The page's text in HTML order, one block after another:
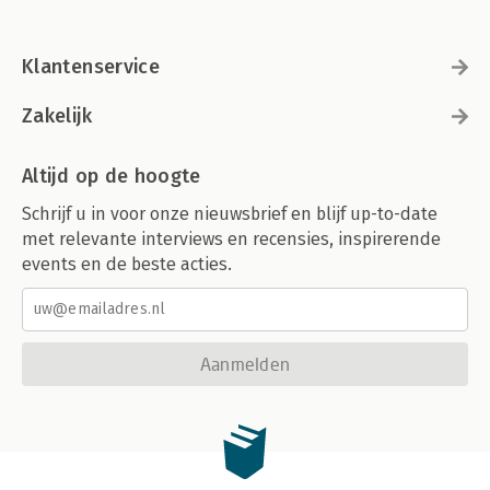
12.3 CP 251
12.4 A’-verplaatsing 255
12.6 Ontwikkelingen binnen de generatieve grammatica 262
Verantwoording 265
Verder lezen 266
Opdrachten 266
13 Taal en betekenis 269
13.1 Semantiek 269
13.2 Pragmatiek 272
Klantenservice
Zakelijk
Altijd op de hoogte
Schrijf u in voor onze nieuwsbrief en blijf up-to-date
met relevante interviews en recensies, inspirerende
events en de beste acties.
Aanmelden